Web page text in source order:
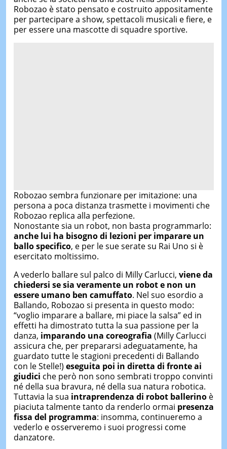
Robozao è stato pensato e costruito appositamente
per partecipare a show, spettacoli musicali e fiere, e
per essere una mascotte di squadre sportive.
Robozao sembra funzionare per imitazione: una
persona a poca distanza trasmette i movimenti che
Robozao replica alla perfezione.
Nonostante sia un robot, non basta programmarlo:
anche lui ha bisogno di lezioni per imparare un
ballo specifico, e per le sue serate su Rai Uno si è
esercitato moltissimo.
A vederlo ballare sul palco di Milly Carlucci, viene da
chiedersi se sia veramente un robot e non un
essere umano ben camuffato. Nel suo esordio a
Ballando, Robozao si presenta in questo modo:
“voglio imparare a ballare, mi piace la salsa” ed in
effetti ha dimostrato tutta la sua passione per la
danza, imparando una coreografia (Milly Carlucci
assicura che, per prepararsi adeguatamente, ha
guardato tutte le stagioni precedenti di Ballando
con le Stelle!) eseguita poi in diretta di fronte ai
giudici che però non sono sembrati troppo convinti
né della sua bravura, né della sua natura robotica.
Tuttavia la sua intraprendenza di robot ballerinoè
piaciuta talmente tanto da renderlo ormai presenza
fissa del programma: insomma, continueremo a
vederlo e osserveremo i suoi progressi come
danzatore.